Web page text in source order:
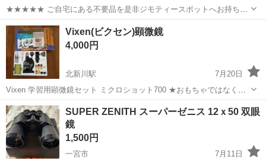
★★★★★ ご自宅にある不要品を是非ジモティースポットへお持ち込
みしませんか？ 家電、趣味・スポーツ・レジャー用品、こども用品、
衣料服飾品、生活雑貨、家具、本、CD・DVDなどが無料でまとめて持
ち込めます！ ※詳細はこ...
愛知 名古屋市 望遠鏡、顕微鏡 望遠鏡
Vixen(ビクセン)顕微鏡
4,000円
北新川駅
7月20日
Vixen 学習用顕微鏡セット ミクロショット700 ★おもちゃではなく、
しっかりとした顕微鏡がついています。 ★子供の才能を伸ばす知育玩
具 ※使用回数少ないですが、スライドガラスやカバーガラスを追加し
ています。 ※顕微鏡...
愛知 碧南市 北新川駅 望遠鏡、顕微鏡
SUPER ZENITH スーパーゼニス 12ｘ50 双眼
鏡
1,500円
一宮市
7月11日